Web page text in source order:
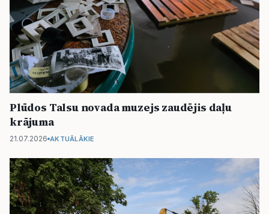
Plūdos Talsu novada muzejs zaudējis daļu
krājuma
21.07.2026 AKTUĀLĀKIE